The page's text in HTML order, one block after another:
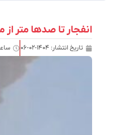
انفجار تا صدها متر
تاریخ انتشار: ۱۴۰۴-۰۲-۰۶